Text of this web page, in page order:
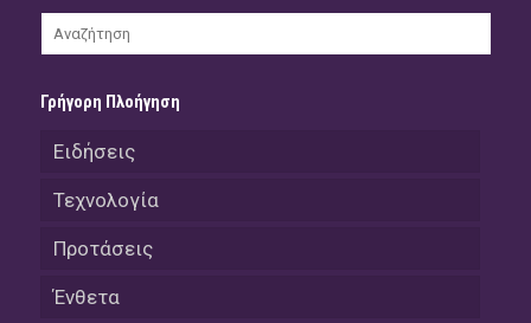
Γρήγορη Πλοήγηση
Ειδήσεις
Τεχνολογία
Προτάσεις
Ένθετα